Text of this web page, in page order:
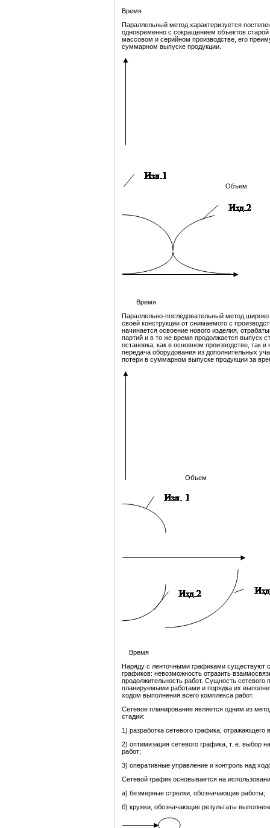
Время
Параллельный метод характеризуется
одновременно с сокращением объектов
массовом и серийном производстве, его
суммарном выпуске продукции.
Объем
Время
Параллельно-последовательный метод широко
своей конструкции от снимаемого с
начинается освоение нового изделия,
партий и в то же время продолжается выпуск
остановка, как в основном производстве, так
передача оборудования из дополнительных
потери в суммарном выпуске продукции за
Объем
Время
Наряду с ленточными графиками существуют
графиков: невозможность отразить
продолжительность работ. Сущность
планируемыми работами и порядка их
ходом выполнения всего комплекса работ.
Сетевое планирование является одним из
стадии:
1) разработка сетевого графика,
2) оптимизация сетевого графика, т. е. выбор
работ;
3) оперативные управление и контроль над
Сетевой график основывается на
а) безмерные стрелки, обозначающие работы;
б) кружки, обозначающие результаты